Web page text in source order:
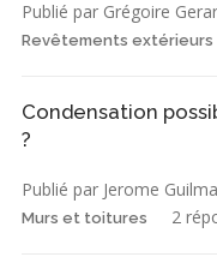
Publié par Grégoire
Revêtements extérieurs
Condensation
?
Publié par Jerome
Murs et toitures 2